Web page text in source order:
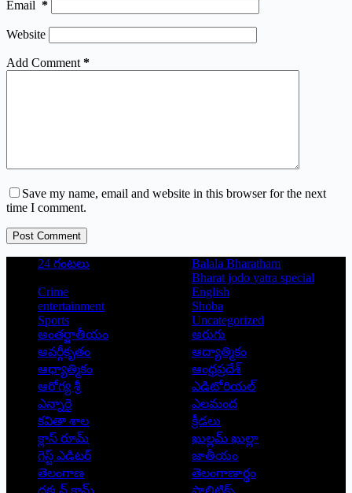
Email *
Website
Add Comment *
Save my name, email and website in this browser for the next
time I comment.
Post Comment
24 గంటలు
Balala Bharatham
Bharat jodo yatra special
Crime
English
entertainment
Shoba
Sports
Uncategorized
అంతర్జాతీయం
అరుగు
అవర్గీకృతం
ఆద్యాత్మికం
ఆధ్యాత్మికం
ఆంధ్రప్రదేశ్
ఆరోగ్య శ్రీ
ఎడిటోరియల్
ఎన్నారై
ఎలమంద
కవితా శాల
క్రీడలు
క్లాస్ రూమ్
ఖుల్లమ్ ఖుల్లా
గెస్ట్ ఎడిటర్
జాతీయం
తెలంగాణ
తెలంగాణార్థం